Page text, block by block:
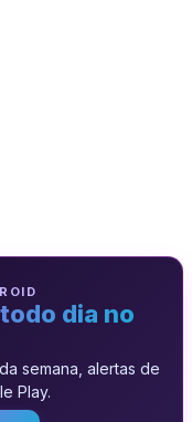
dia no
semana, alertas de
Play.